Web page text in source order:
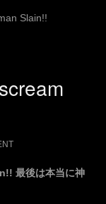
Slain!!
最後は本当に神